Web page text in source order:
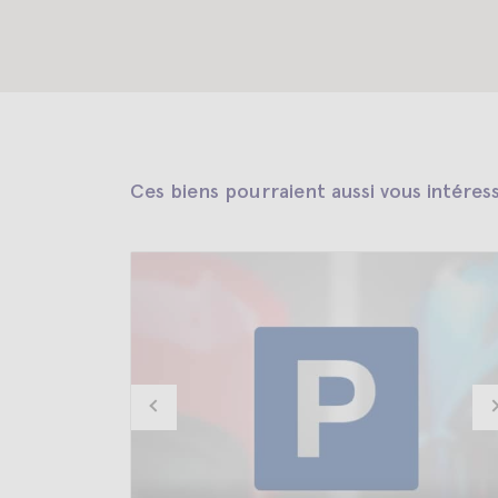
Ces biens pourraient aussi vous